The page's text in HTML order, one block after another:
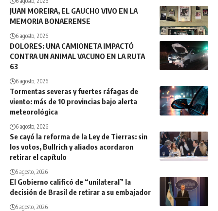
JUAN MOREIRA, EL GAUCHO VIVO EN LA
MEMORIA BONAERENSE
6 agosto, 2026
DOLORES: UNA CAMIONETA IMPACTÓ
CONTRA UN ANIMAL VACUNO EN LA RUTA
63
6 agosto, 2026
Tormentas severas y fuertes ráfagas de
viento: más de 10 provincias bajo alerta
meteorológica
6 agosto, 2026
Se cayó la reforma de la Ley de Tierras: sin
los votos, Bullrich y aliados acordaron
retirar el capítulo
5 agosto, 2026
El Gobierno calificó de “unilateral” la
decisión de Brasil de retirar a su embajador
5 agosto, 2026